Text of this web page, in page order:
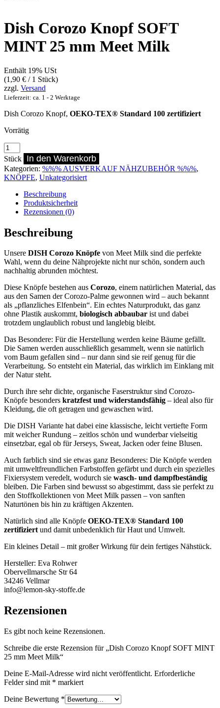
Dish Corozo Knopf SOFT
MINT 25 mm Meet Milk
Enthält 19% USt
(1,90 € / 1 Stück)
zzgl. Versand
Lieferzeit: ca. 1 - 2 Werktage
Dish Corozo Knopf, OEKO-TEX® Standard 100 zertifiziert
Vorrätig
Dish
Corozo
Knopf
SOFT
MINT
Stück In den Warenkorb
Kategorien: %%% AUSVERKAUF NÄHZUBEHÖR %%%,
KNÖPFE, Unkategorisiert
Beschreibung
Produktsicherheit
Rezensionen (0)
Beschreibung
Unsere DISH Corozo Knöpfe von Meet Milk sind die perfekte
Wahl, wenn du deine Nähprojekte nicht nur schön, sondern auch
nachhaltig abrunden möchtest.
Diese Knöpfe bestehen aus Corozo, einem natürlichen Material, das
aus den Samen der Corozo-Palme gewonnen wird – auch bekannt
als „pflanzliches Elfenbein“. Ein echtes Naturprodukt, das ganz
ohne Plastik auskommt, biologisch abbaubar ist und dabei
trotzdem unglaublich robust und langlebig bleibt.
Das Besondere: Für die Herstellung werden keine Bäume gefällt.
Die Samen werden ausschließlich gesammelt, wenn sie natürlich
vom Baum gefallen sind – nur dann sind sie reif genug für die
Verarbeitung. So entsteht ein Material, das wirklich im Einklang mit
der Natur steht.
Durch ihre sehr dichte, organische Faserstruktur sind Corozo-
Knöpfe besonders kratzfest und widerstandsfähig – ideal also für
Kleidung, die oft getragen und gewaschen wird.
Die DISH Variante hat dabei eine klassische, leicht vertiefte Form
mit weicher Rundung – zeitlos schön und wunderbar vielseitig
einsetzbar, egal ob für Jerseys, Sweat, Jacken oder feine Blusen.
Auch farblich sind sie etwas ganz Besonderes: Die Knöpfe werden
mit umweltfreundlichen Farbstoffen gefärbt und durch ein spezielles
Fixiersystem veredelt, wodurch sie wasch- und dampfbeständig
bleiben. Die Farben sind bewusst so abgestimmt, dass sie perfekt zu
den Stoffkollektionen von Meet Milk passen – von sanften
Naturtönen bis hin zu kräftigen Akzenten.
Natürlich sind alle Knöpfe OEKO-TEX® Standard 100
zertifiziertund damit unbedenklich für Haut und Umwelt.
Ein kleines Detail – mit großer Wirkung für dein fertiges Nähstück.
Hersteller: Eva Rohwer
Obervellmarsche Str 64
34246 Vellmar
info@lemon-sky-stoffe.de
Rezensionen
Es gibt noch keine Rezensionen.
Schreibe die erste Rezension für „Dish Corozo Knopf SOFT MINT
25 mm Meet Milk“
Deine E-Mail-Adresse wird nicht veröffentlicht. Erforderliche
Felder sind mit * markiert
Deine Bewertung *